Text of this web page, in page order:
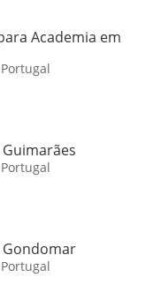
Academia em
Gondomar